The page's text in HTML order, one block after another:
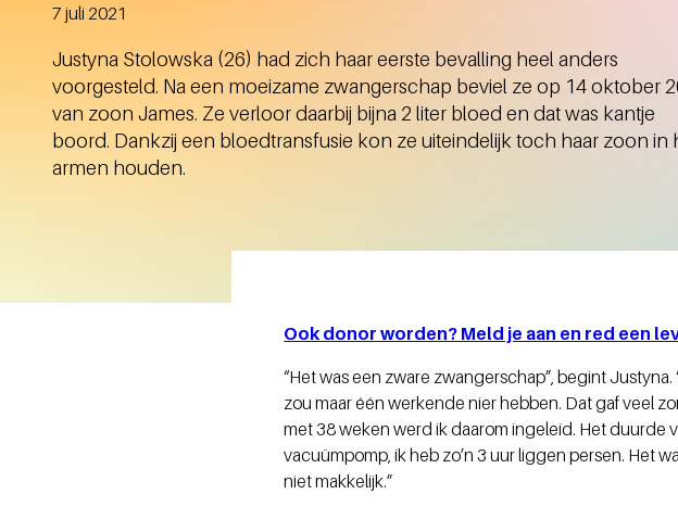
Aangemaakt
7 juli 2021
Justyna Stolowska (26) had zich haar eerste bevalling heel anders
voorgesteld. Na een moeizame zwangerschap beviel ze op 14 oktober
van zoon James. Ze verloor daarbij bijna 2 liter bloed en dat was kantje
boord. Dankzij een bloedtransfusie kon ze uiteindelijk toch haar zoon in
armen houden.
Ook donor worden? Meld je aan en red een
“Het was een zware zwangerschap”, begint
zou maar één werkende nier hebben. Dat gaf veel
met 38 weken werd ik daarom ingeleid. Het duurde
vacuümpomp, ik heb zo’n 3 uur liggen persen. Het
niet makkelijk.”